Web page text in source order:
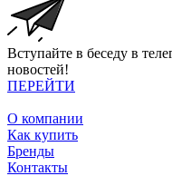
Вступайте в беседу в
новостей!
ПЕРЕЙТИ
О компании
Как купить
Бренды
Контакты